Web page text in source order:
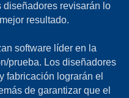
diseñadores revisarán lo
resultado.
software líder en la
prueba. Los diseñadores
fabricación lograrán el
de garantizar que el